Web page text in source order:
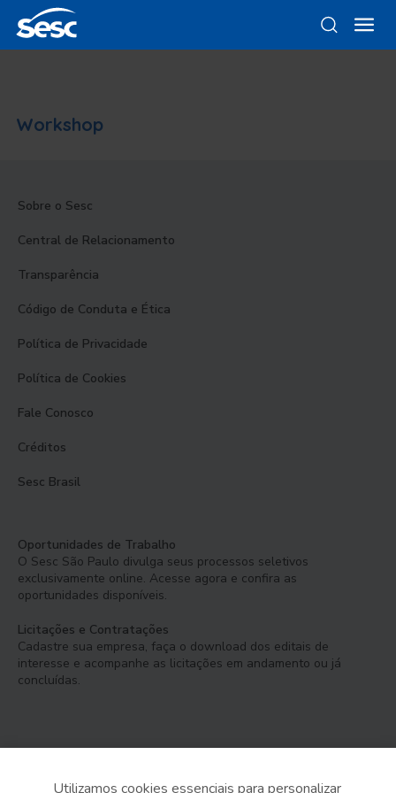
Workshop
Sobre o Sesc
Central de Relacionamento
Transparência
Código de Conduta e Ética
Política de Privacidade
Política de Cookies
Fale Conosco
Créditos
Sesc Brasil
Oportunidades de Trabalho
O Sesc São Paulo divulga seus processos seletivos
exclusivamente online. Acesse agora e confira as
oportunidades disponíveis.
Licitações e Contratações
Cadastre sua empresa, faça o download dos editais de
interesse e acompanhe as licitações em andamento ou já
concluídas.
Utilizamos cookies essenciais para personalizar